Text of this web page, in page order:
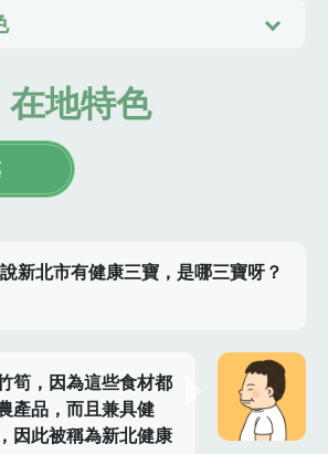
在地特色
新北市有健康三寶，是哪三寶呀？
筍，因為這些食材都
產品，而且兼具健
因此被稱為新北健康